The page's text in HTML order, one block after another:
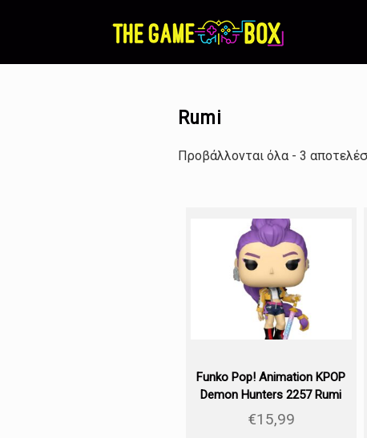
Rumi
Προβάλλονται όλα - 3
Funko Pop! Animation KPOP
Demon Hunters 2257 Rumi
€15,99